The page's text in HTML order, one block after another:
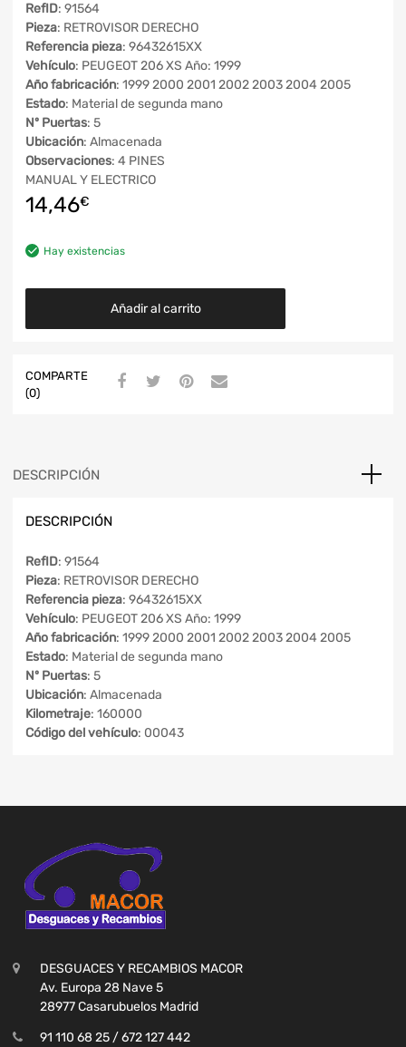
RefID: 91564
Pieza: RETROVISOR DERECHO
Referencia pieza: 96432615XX
Vehículo: PEUGEOT 206 XS Año: 1999
Año fabricación: 1999 2000 2001 2002 2003 2004 2005
Estado: Material de segunda mano
Nº Puertas: 5
Ubicación: Almacenada
Observaciones: 4 PINES
MANUAL Y ELECTRICO
14,46€
Hay existencias
Añadir al carrito
COMPARTE
(0)
DESCRIPCIÓN
DESCRIPCIÓN
RefID: 91564
Pieza: RETROVISOR DERECHO
Referencia pieza: 96432615XX
Vehículo: PEUGEOT 206 XS Año: 1999
Año fabricación: 1999 2000 2001 2002 2003 2004 2005
Estado: Material de segunda mano
Nº Puertas: 5
Ubicación: Almacenada
Kilometraje: 160000
Código del vehículo: 00043
DESGUACES Y RECAMBIOS MACOR
Av. Europa 28 Nave 5
28977 Casarubuelos Madrid
91 110 68 25 / 672 127 442